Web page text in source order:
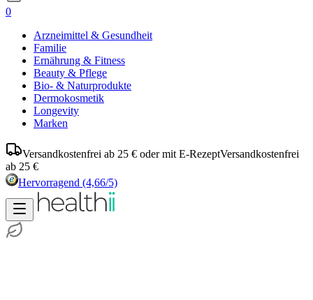
0
Arzneimittel & Gesundheit
Familie
Ernährung & Fitness
Beauty & Pflege
Bio- & Naturprodukte
Dermokosmetik
Longevity
Marken
Versandkostenfrei ab 25 € oder mit E-RezeptVersandkostenfrei
ab 25 €
Hervorragend (4,66/5)